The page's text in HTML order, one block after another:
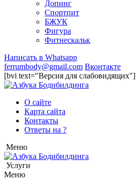
Допинг
Спортпит
БЖУК
Фигура
Фитнескальк
Написать в Whatsapp
ferrumbody@gmail.com Вконтакте
[bvi text="Версия для слабовидящих"]
О сайте
Карта сайта
Контакты
Ответы на ?
Меню
Услуги
Меню